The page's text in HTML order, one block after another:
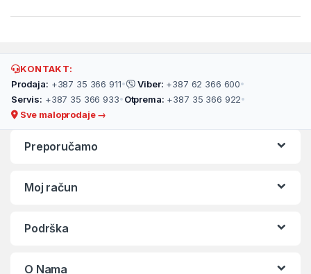
KONTAKT:
Prodaja: +387 35 366 911• Viber: +387 62 366 600•
Servis: +387 35 366 933• Otprema: +387 35 366 922•
Sve maloprodaje →
Preporučamo
Moj račun
Podrška
O Nama